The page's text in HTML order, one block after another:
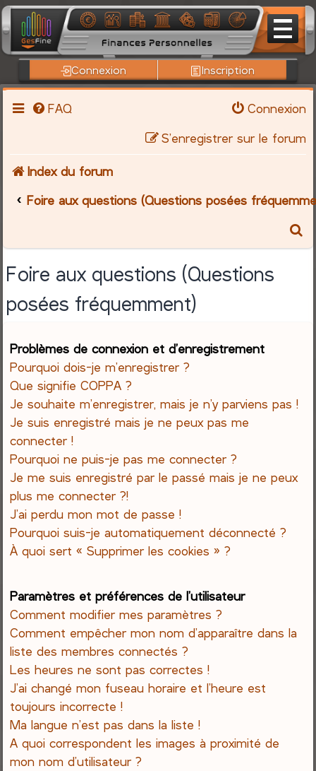
Connexion Inscription
FAQ
Connexion
S’enregistrer sur le forum
Index du forum
Foire aux questions (Questions posées
Foire aux questions (Questions
posées fréquemment)
Problèmes de connexion et d’enregistrement
Pourquoi dois-je m’enregistrer ?
Que signifie COPPA ?
Je souhaite m’enregistrer, mais je n’y parviens pas !
Je suis enregistré mais je ne peux pas me
connecter !
Pourquoi ne puis-je pas me connecter ?
Je me suis enregistré par le passé mais je ne peux
plus me connecter ?!
J’ai perdu mon mot de passe !
Pourquoi suis-je automatiquement déconnecté ?
À quoi sert « Supprimer les cookies » ?
Paramètres et préférences de l’utilisateur
Comment modifier mes paramètres ?
Comment empêcher mon nom d’apparaître dans la
liste des membres connectés ?
Les heures ne sont pas correctes !
J’ai changé mon fuseau horaire et l’heure est
toujours incorrecte !
Ma langue n’est pas dans la liste !
A quoi correspondent les images à proximité de
mon nom d’utilisateur ?